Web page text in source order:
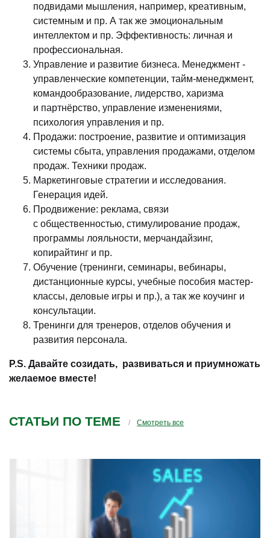
подвидами мышления, например, креативным,
системным и пр. А так же эмоциональным
интеллектом и пр. Эффективность: личная и
профессиональная.
Управление и развитие бизнеса. Менеджмент -
управленческие компетенции, тайм-менеджмент,
командообразование, лидерство, харизма
и партнёрство, управление изменениями,
психология управления и пр.
Продажи: построение, развитие и оптимизация
системы сбыта, управления продажами, отделом
продаж. Техники продаж.
Маркетинговые стратегии и исследования.
Генерация идей.
Продвижение: реклама, связи
с общественностью, стимулирование продаж,
программы лояльности, мерчандайзинг,
копирайтинг и пр.
Обучение (тренинги, семинары, вебинары,
дистанционные курсы, учебные пособия мастер-
классы, деловые игры и пр.), а так же коучинг и
консультации.
Тренинги для тренеров, отделов обучения и
развития персонала.
P.S. Давайте созидать, развиваться и приумножать
желаемое вместе!
СТАТЬИ ПО ТЕМЕ Смотреть все